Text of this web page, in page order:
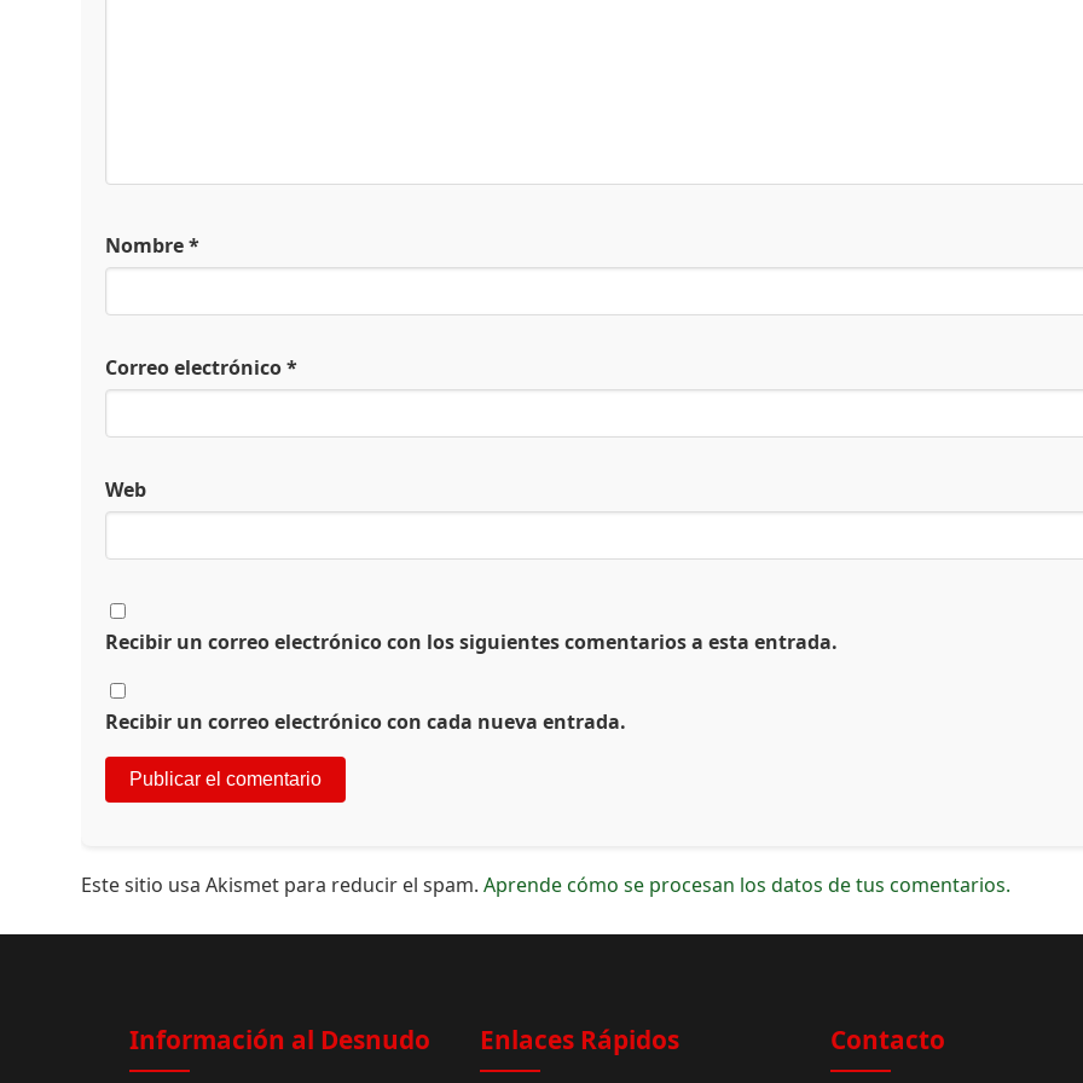
Nombre*
Correo electrónico*
Web
Recibir un correo electrónico con los siguientes comentarios a esta entrada.
Recibir un correo electrónico con cada nueva entrada.
Este sitio usa Akismet para reducir el spam.Aprende cómo se procesan los datos de tus comentarios.
Información al Desnudo Enlaces Rápidos Contacto